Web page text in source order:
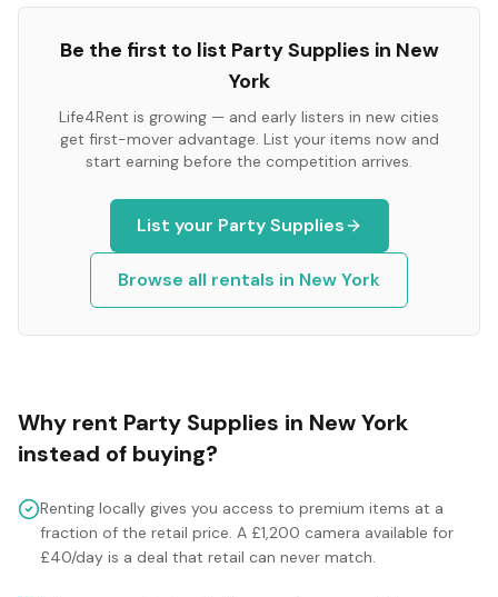
Be the first to list Party Supplies in New
York
Life4Rent is growing — and early listers in new cities
get first-mover advantage. List your items now and
start earning before the competition arrives.
List your Party Supplies
Browse all rentals in New York
Why rent Party Supplies in New York
instead of buying?
Renting locally gives you access to premium items at a
fraction of the retail price. A £1,200 camera available for
£40/day is a deal that retail can never match.